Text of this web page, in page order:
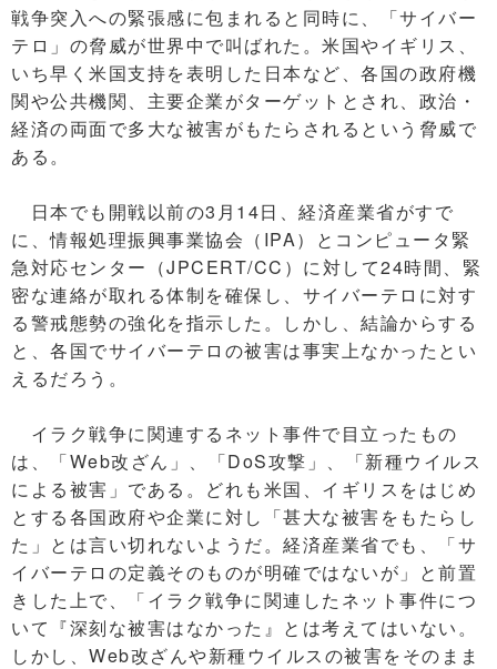
戦争突入への緊張感に包まれると同時に、「サイバー
テロ」の脅威が世界中で叫ばれた。米国やイギリス、
いち早く米国支持を表明した日本など、各国の政府機
関や公共機関、主要企業がターゲットとされ、政治・
経済の両面で多大な被害がもたらされるという脅威で
ある。
日本でも開戦以前の3月14日、経済産業省がすで
に、情報処理振興事業協会（IPA）とコンピュータ緊
急対応センター（JPCERT/CC）に対して24時間、緊
密な連絡が取れる体制を確保し、サイバーテロに対す
る警戒態勢の強化を指示した。しかし、結論からする
と、各国でサイバーテロの被害は事実上なかったとい
えるだろう。
イラク戦争に関連するネット事件で目立ったもの
は、「Web改ざん」、「DoS攻撃」、「新種ウイルス
による被害」である。どれも米国、イギリスをはじめ
とする各国政府や企業に対し「甚大な被害をもたらし
た」とは言い切れないようだ。経済産業省でも、「サ
イバーテロの定義そのものが明確ではないが」と前置
きした上で、「イラク戦争に関連したネット事件につ
いて『深刻な被害はなかった』とは考えてはいない。
しかし、Web改ざんや新種ウイルスの被害をそのまま